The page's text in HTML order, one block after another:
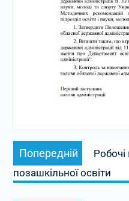
Навігація
записів
Попередній
запис:
Робочі
позашкільної освіти